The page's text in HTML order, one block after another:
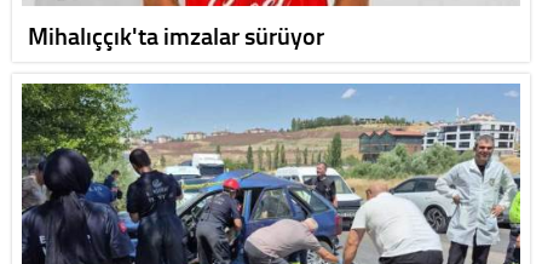
Mihalıççık'ta imzalar sürüyor